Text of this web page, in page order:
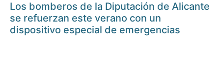
Los bomberos de la Diputación de Alicante
se refuerzan este verano con un
dispositivo especial de emergencias